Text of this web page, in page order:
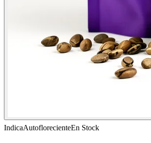
IndicaAutoflorecienteEn Stock